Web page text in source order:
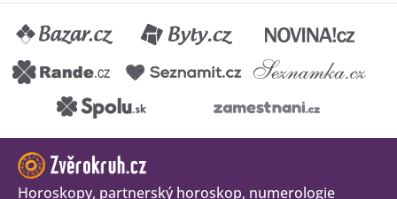
Horoskopy, partnerský horoskop, numerologie